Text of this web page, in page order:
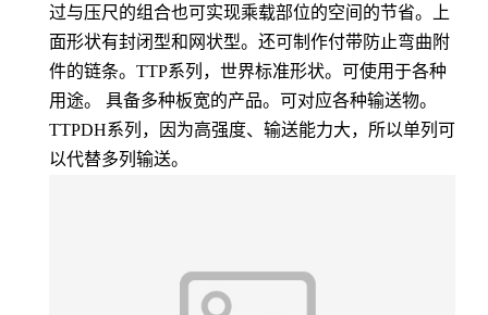
过与压尺的组合也可实现乘载部位的空间的节省。上
面形状有封闭型和网状型。还可制作付带防止弯曲附
件的链条。TTP系列，世界标准形状。可使用于各种
用途。 具备多种板宽的产品。可对应各种输送物。
TTPDH系列，因为高强度、输送能力大，所以单列可
以代替多列输送。